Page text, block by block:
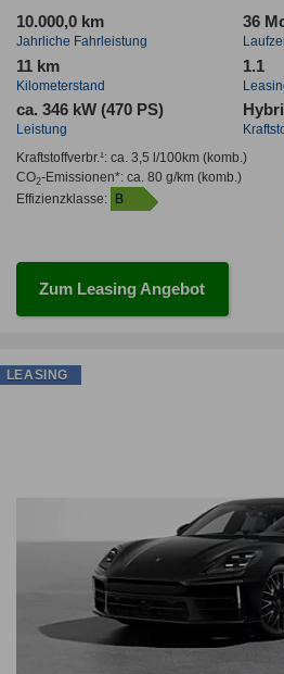
10.000,0 km
Jahrliche Fahrleistung
36
11 km
Kilometerstand
1.1
ca. 346 kW (470 PS)
Leistung
Kraftstoffverbr.¹: ca. 3,5 l/100km(komb.)
CO2-Emissionen*: ca. 80 g/km(komb.)
Effizienzklasse:
B
Zum Leasing Angebot
LEASING